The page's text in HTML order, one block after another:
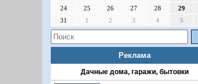
24
25 26 27 28 29
31
1 2 3 4 5
Реклама
Дачные дома, гаражи, бытовки